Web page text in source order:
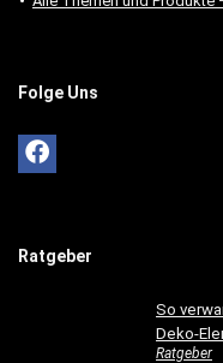
Folge Uns
Ratgeber
So
Deko-
Ratgeber